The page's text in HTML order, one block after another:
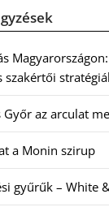
szakértői
az arculat
a Monin szirup
gyűrűk – White